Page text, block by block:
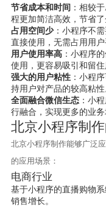
节省成本和时间 ：相较
程更加简洁高效，节省了
占用空间少：小程序不
直接使用，无需占用用户
用户使用率高：小程序
使用，更容易吸引和留住
强大的用户粘性：小程
持用户对产品的较高粘性
全面融合微信生态：小
行融合，实现更多的业务
北京小程序制
北京小程序制作能够广泛
的应用场景：
电商行业
基于小程序的直播购物
销售增长。